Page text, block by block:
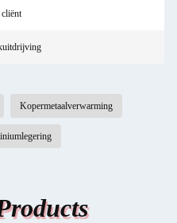
Kopermetaalverwarming